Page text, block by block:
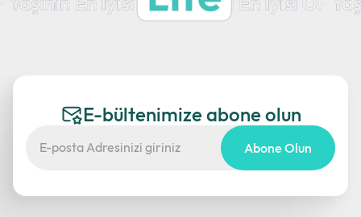
E-bültenimize abone olun
Abone Olun